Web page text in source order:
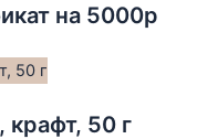
на 5000р
50 г